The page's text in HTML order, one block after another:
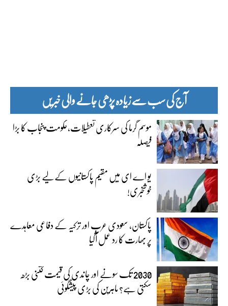
آج کی سب سے زیادہ پڑھی جانے والی خبریں
موسم گرما کی سرکاری تعطیلات،حکومت پنجاب کا بڑا
فیصلہ
یو اے ای میں مقیم پاکستانیوں کے لیے بڑی
خوشخبری!
پاکستان، سعودی عرب اور ترکیہ کے دفاعی معاہدے
پر بھارت کا رد عمل آگیا
2030 تک سونے اور چاندی کی قیمت کتنی بڑھ
سکتی ہے؟ ماہرین کی بڑی پیشگوئی